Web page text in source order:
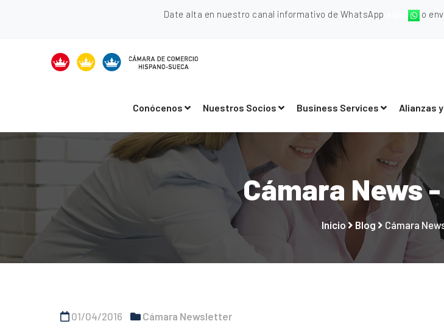
Date alta en nuestro canal informativo de WhatsApp o
Conócenos Nuestros Socios Business Services Alianzas
Cámara News
Inicio Blog Cámara
01/04/2016 Cámara Newsletter